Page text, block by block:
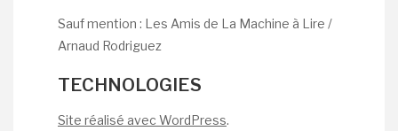
Sauf mention : Les Amis de La Machine à Lire /
Arnaud Rodriguez
TECHNOLOGIES
Site réalisé avec WordPress.